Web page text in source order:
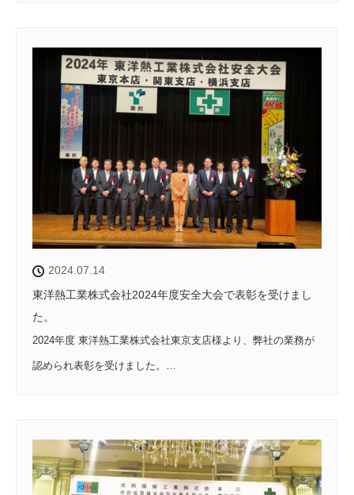
2024.07.14
東洋熱工業株式会社2024年度安全大会で表彰を受けまし
た。
2024年度 東洋熱工業株式会社東京支店様より、弊社の業務が
認められ表彰を受けました。…